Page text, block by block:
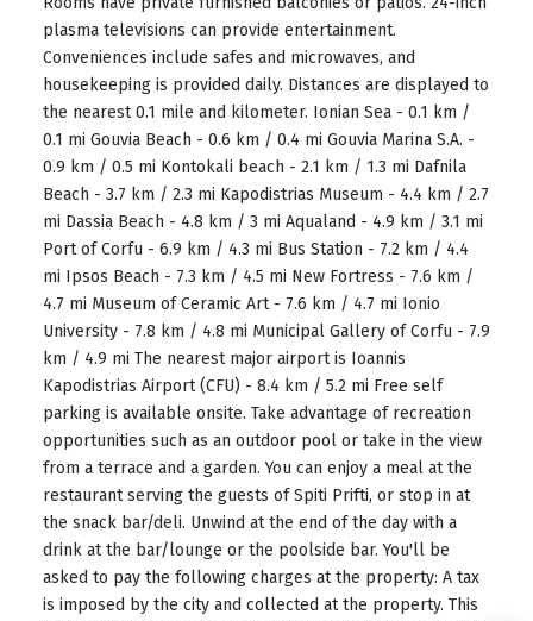
plasma televisions can provide entertainment.
Conveniences include safes and microwaves, and
housekeeping is provided daily. Distances are displayed to
the nearest 0.1 mile and kilometer. Ionian Sea - 0.1 km /
0.1 mi Gouvia Beach - 0.6 km / 0.4 mi Gouvia Marina S.A. -
0.9 km / 0.5 mi Kontokali beach - 2.1 km / 1.3 mi Dafnila
Beach - 3.7 km / 2.3 mi Kapodistrias Museum - 4.4 km / 2.7
mi Dassia Beach - 4.8 km / 3 mi Aqualand - 4.9 km / 3.1 mi
Port of Corfu - 6.9 km / 4.3 mi Bus Station - 7.2 km / 4.4
mi Ipsos Beach - 7.3 km / 4.5 mi New Fortress - 7.6 km /
4.7 mi Museum of Ceramic Art - 7.6 km / 4.7 mi Ionio
University - 7.8 km / 4.8 mi Municipal Gallery of Corfu - 7.9
km / 4.9 mi The nearest major airport is Ioannis
Kapodistrias Airport (CFU) - 8.4 km / 5.2 mi Free self
parking is available onsite. Take advantage of recreation
opportunities such as an outdoor pool or take in the view
from a terrace and a garden. You can enjoy a meal at the
restaurant serving the guests of Spiti Prifti, or stop in at
the snack bar/deli. Unwind at the end of the day with a
drink at the bar/lounge or the poolside bar. You'll be
asked to pay the following charges at the property: A tax
is imposed by the city and collected at the property. This